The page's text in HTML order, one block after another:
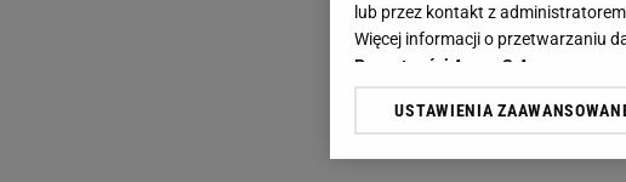
lub przez kontakt z
Więcej informacji o przetwarzaniu
Prywatności Agora S.A.
Klikając „Akceptuję” wyrażasz też
USTAWIENIA